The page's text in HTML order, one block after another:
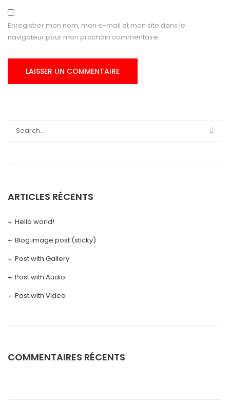
Enregistrer mon nom, mon e-mail et mon site dans le
navigateur pour mon prochain commentaire.
ARTICLES RÉCENTS
Hello world!
Blog image post (sticky)
Post with Gallery
Post with Audio
Post with Video
COMMENTAIRES RÉCENTS